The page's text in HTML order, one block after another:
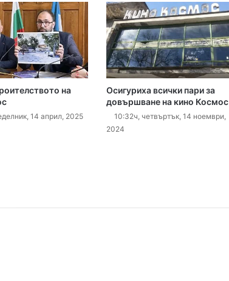
„Sharenting“ или как с една снимка от плажа излагаме детето си на риск
Хеликоптер се включи в гасенето на пожара в Пазарджишко
на
14 април, 2025
Осигуриха всички пари за
довършване на кино Космос
10:32ч, четвъртък, 14 ноември,
2024